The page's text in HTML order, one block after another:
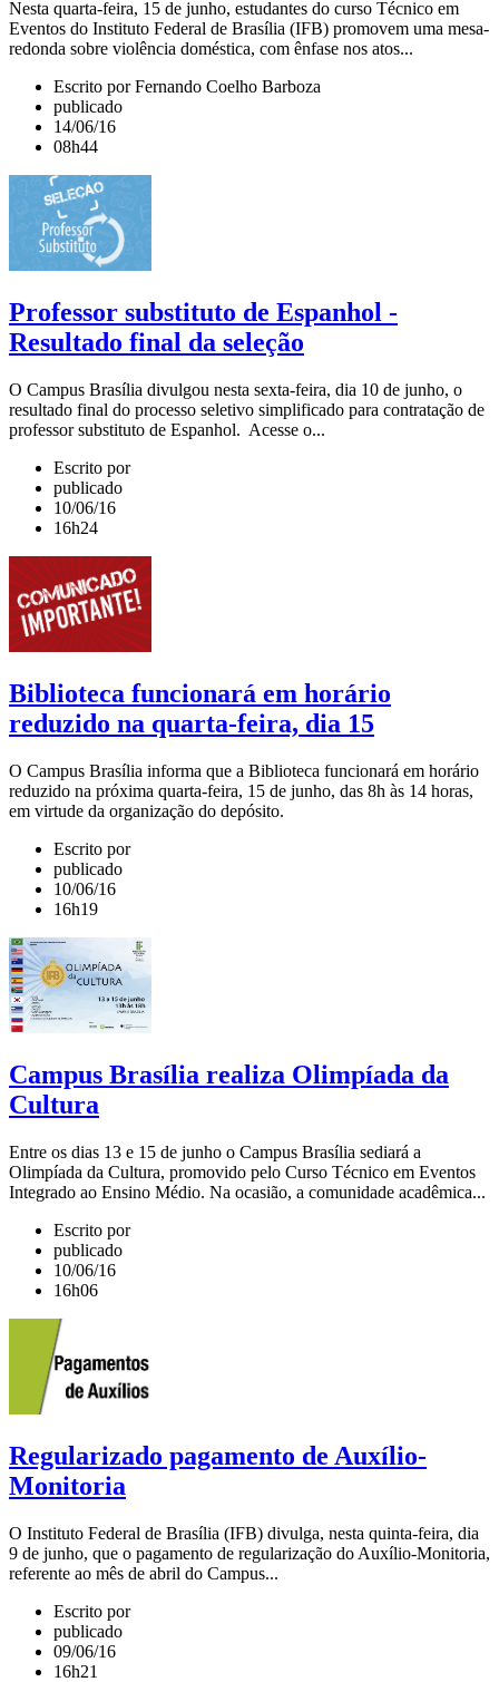
Nesta quarta-feira, 15 de junho, estudantes do curso Técnico em
Eventos do Instituto Federal de Brasília (IFB) promovem uma mesa-
redonda sobre violência doméstica, com ênfase nos atos...
Escrito por Fernando Coelho Barboza
publicado
14/06/16
08h44
Professor substituto de Espanhol -
Resultado final da seleção
O Campus Brasília divulgou nesta sexta-feira, dia 10 de junho, o
resultado final do processo seletivo simplificado para contratação de
professor substituto de Espanhol. Acesse o...
Escrito por
publicado
10/06/16
16h24
Biblioteca funcionará em horário
reduzido na quarta-feira, dia 15
O Campus Brasília informa que a Biblioteca funcionará em horário
reduzido na próxima quarta-feira, 15 de junho, das 8h às 14 horas,
em virtude da organização do depósito.
Escrito por
publicado
10/06/16
16h19
Campus Brasília realiza Olimpíada da
Cultura
Entre os dias 13 e 15 de junho o Campus Brasília sediará a
Olimpíada da Cultura, promovido pelo Curso Técnico em Eventos
Integrado ao Ensino Médio. Na ocasião, a comunidade acadêmica...
Escrito por
publicado
10/06/16
16h06
Regularizado pagamento de Auxílio-
Monitoria
O Instituto Federal de Brasília (IFB) divulga, nesta quinta­-feira, dia
9 de junho, que o pagamento de regularização do Auxílio-Monitoria,
referente ao mês de abril do Campus...
Escrito por
publicado
09/06/16
16h21